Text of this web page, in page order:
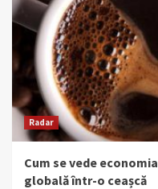
Radar
Cum se vede economia
globală într-o ceașcă